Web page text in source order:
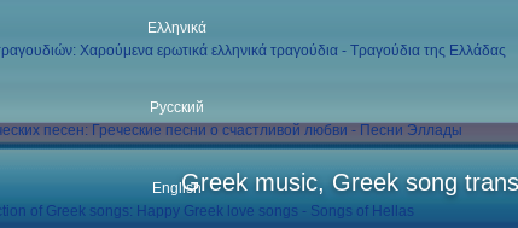
Greek music, Greek song
Ελληνικά
Русский
English